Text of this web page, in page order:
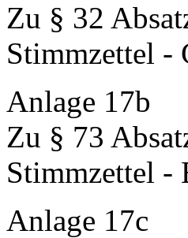
Zu § 32
Stimmzettel -
Anlage 17b
Zu § 73
Stimmzettel -
Anlage 17c